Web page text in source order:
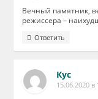
Вечный памятник,
режиссера –
Ответить
Кус
15.06.2020 в